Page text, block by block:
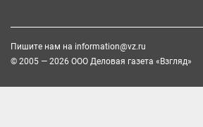
Пишите нам на information@vz.ru
© 2005 — 2026 ООО Деловая газета «Взгляд»